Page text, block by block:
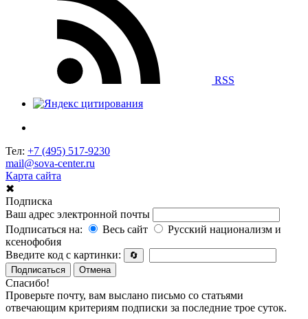
RSS
Тел: +7 (495) 517-9230
mail@sova-center.ru
Карта сайта
✖
Подписка
Ваш адрес электронной почты
Подписаться на:
Весь сайт
Русский национализм и
ксенофобия
Введите код с картинки:
🔄
Подписаться
Отмена
Спасибо!
Проверьте почту, вам выслано письмо со статьями
отвечающим критериям подписки за последние трое суток.